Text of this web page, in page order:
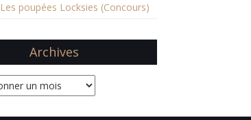
Les poupées Locksies (Concours)
Archives